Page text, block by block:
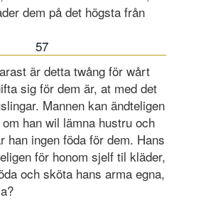
dem på det högsta från
57
är detta twång för wårt
sig för dem är, at med det
Mannen kan ändteligen
han wil lämna hustru och
han ingen föda för dem. Hans
för honom sjelf til kläder,
och sköta hans arma egna,